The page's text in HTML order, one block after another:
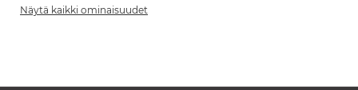
Näytä kaikki ominaisuudet